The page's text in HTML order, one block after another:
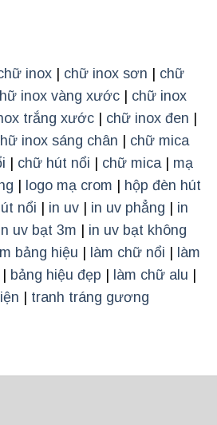
inox chữ inox sơn
chữ
inox vàng xước
chữ inox
trắng xước chữ inox đen
inox sáng chân
chữ mica
chữ hút nổi chữ mica| mạ
logo mạ crom
hộp đèn hút
nổi in uv in uv phẳng
in
uv bạt 3m
in uv bạt không
bảng hiệu làm chữ nổi
làm
bảng hiệu đẹp làm chữ alu
tranh tráng gương